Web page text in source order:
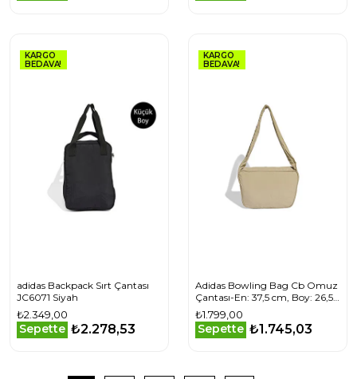
KARGO
BEDAVA!
adidas Backpack Sırt Çantası
JC6071 Siyah
₺2.349,00
Sepette ₺2.278,53
KARGO
BEDAVA!
Adidas Bowling Bag Cb Omuz
Çantası-En: 37,5 cm, Boy: 26,5
cm, Derinlik: 11 cm KE0137 Bej
₺1.799,00
Sepette ₺1.745,03